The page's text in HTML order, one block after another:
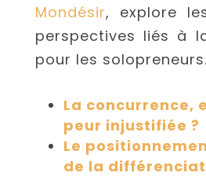
Mondésir, explore
perspectives liés à
pour les solopreneurs.
La concurrence,
peur injustifiée ?
Le
de la